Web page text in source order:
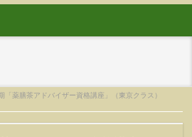
「薬膳茶アドバイザー資格講座」（東京クラス）